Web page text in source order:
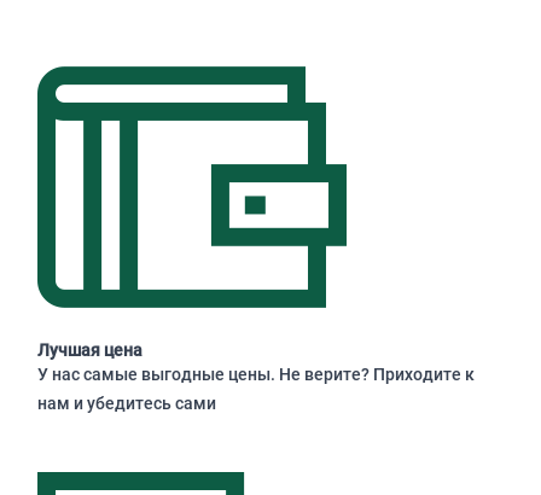
Лучшая цена
У нас самые выгодные цены. Не верите? Приходите к
нам и убедитесь сами